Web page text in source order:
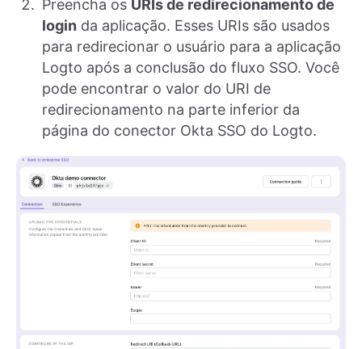
Preencha os URIs de redirecionamento de
login da aplicação. Esses URIs são usados
para redirecionar o usuário para a aplicação
Logto após a conclusão do fluxo SSO. Você
pode encontrar o valor do URI de
redirecionamento na parte inferior da
página do conector Okta SSO do Logto.